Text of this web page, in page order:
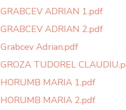
GRABCEV ADRIAN 1.pdf
GRABCEV ADRIAN 2.pdf
Grabcev Adrian.pdf
GROZA TUDOREL
HORUMB MARIA 1.pdf
HORUMB MARIA 2.pdf